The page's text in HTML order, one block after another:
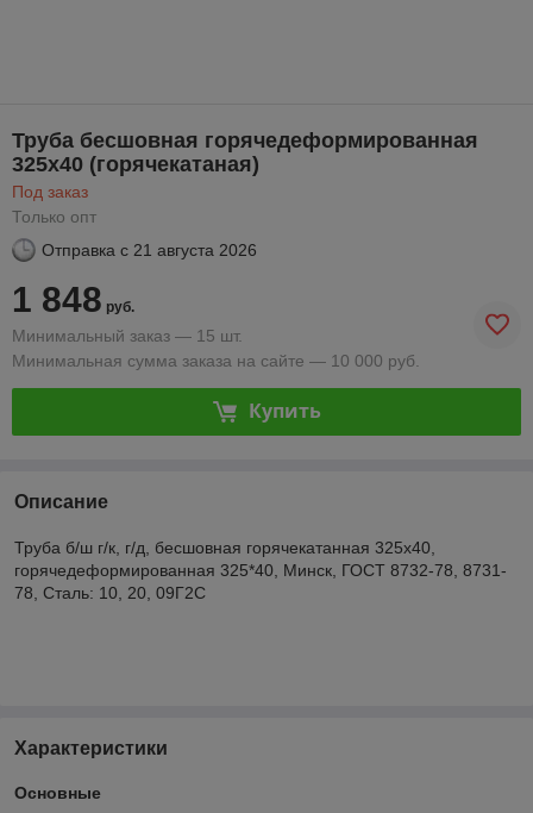
Труба бесшовная горячедеформированная
325х40 (горячекатаная)
Под заказ
Только опт
Отправка с 21 августа 2026
1 848 руб.
Минимальный заказ — 15 шт.
Минимальная сумма заказа на сайте — 10 000 руб.
Купить
Описание
Труба б/ш г/к, г/д, бесшовная горячекатанная 325х40,
горячедеформированная 325*40, Минск, ГОСТ 8732-78, 8731-
78, Сталь: 10, 20, 09Г2С
Характеристики
Основные